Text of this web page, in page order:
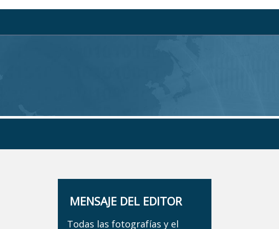
MENSAJE DEL EDITOR
Todas las fotografías y el